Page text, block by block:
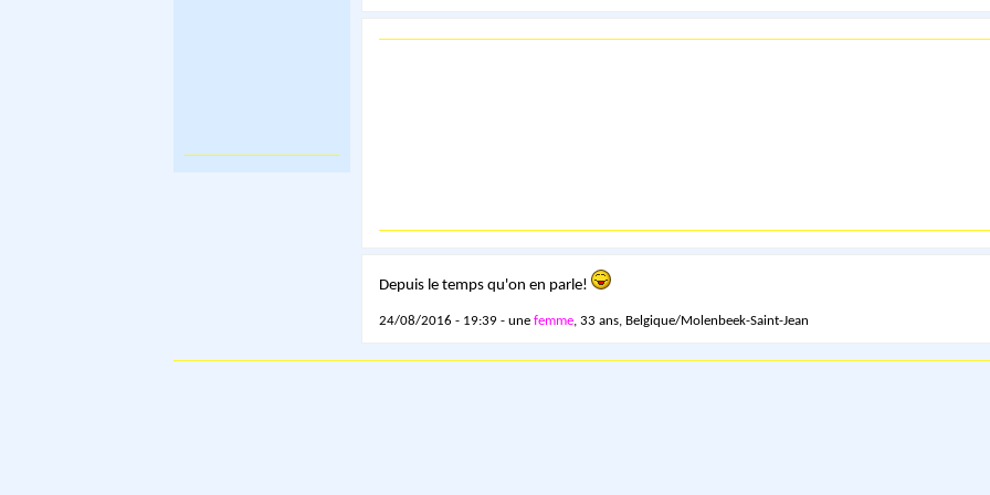
Depuis le temps qu'on en parle!
24/08/2016 - 19:39 - une femme, 33 ans, Belgique/Molenbeek-Saint-Jean